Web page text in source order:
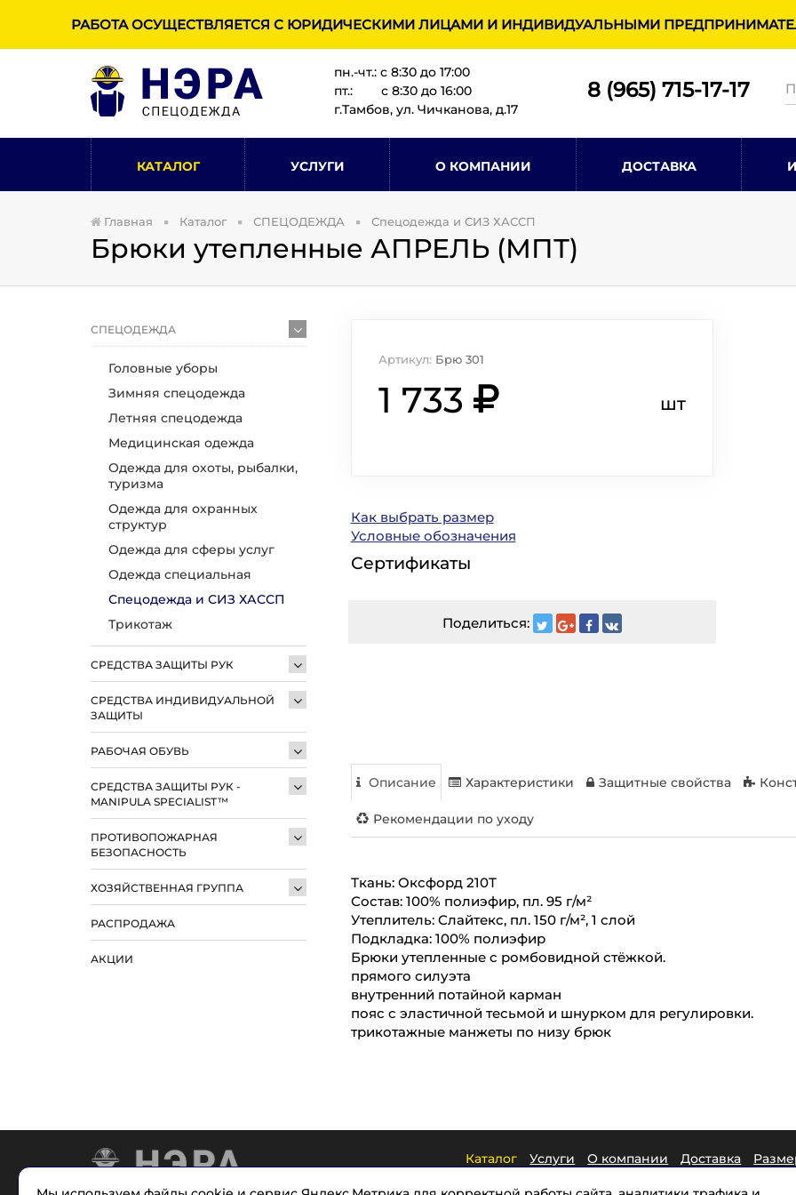
РАБОТА ОСУЩЕСТВЛЯЕТСЯ С ЮРИДИЧЕСКИМИ ЛИЦАМИ И ИНДИВИДУАЛЬНЫМИ
пн.-чт.: с 8:30 до 17:00
пт.: с 8:30 до 16:00
г.Тамбов, ул. Чичканова, д.17
8 (965) 715-17-17
КАТАЛОГ УСЛУГИ О КОМПАНИИ ДОСТАВКА
Главная Каталог СПЕЦОДЕЖДА Спецодежда и СИЗ ХАССП
Брюки утепленные АПРЕЛЬ (МПТ)
СПЕЦОДЕЖДА
Головные уборы
Зимняя спецодежда
Летняя спецодежда
Медицинская одежда
Одежда для охоты, рыбалки,
туризма
Одежда для охранных
структур
Одежда для сферы услуг
Одежда специальная
Спецодежда и СИЗ ХАССП
Трикотаж
СРЕДСТВА ЗАЩИТЫ РУК
СРЕДСТВА ИНДИВИДУАЛЬНОЙ
ЗАЩИТЫ
РАБОЧАЯ ОБУВЬ
СРЕДСТВА ЗАЩИТЫ РУК -
MANIPULA SPECIALIST™
ПРОТИВОПОЖАРНАЯ
БЕЗОПАСНОСТЬ
ХОЗЯЙСТВЕННАЯ ГРУППА
РАСПРОДАЖА
АКЦИИ
Артикул: Брю 301
1 733 шт
Как выбрать размер
Условные обозначения
Сертификаты
Поделиться:
Описание Характеристики Защитные свойства
Рекомендации по уходу
Ткань: Оксфорд 210Т
Состав: 100% полиэфир, пл. 95 г/м²
Утеплитель: Слайтекс, пл. 150 г/м², 1 слой
Подкладка: 100% полиэфир
Брюки утепленные с ромбовидной стёжкой.
прямого силуэта
внутренний потайной карман
пояс с эластичной тесьмой и шнурком для регулировки.
трикотажные манжеты по низу брюк
Каталог Услуги О компании Доставка